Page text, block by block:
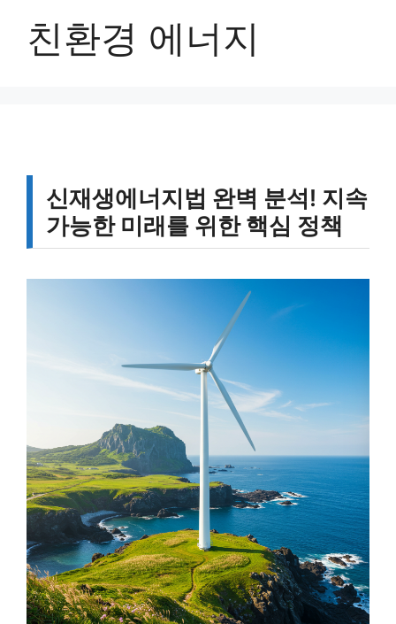
친환경 에너지
신재생에너지법 완벽 분석! 지속
가능한 미래를 위한 핵심 정책